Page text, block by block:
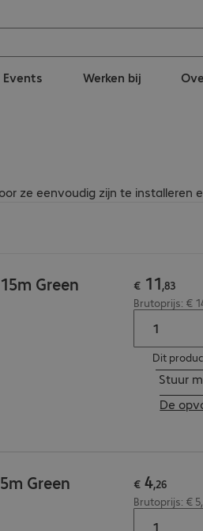
Events Werken bij
ze eenvoudig zijn te installeren
Green € 11,83
Brutoprijs: €
Dit
Stuur
De
Green € 4,26
Brutoprijs: €